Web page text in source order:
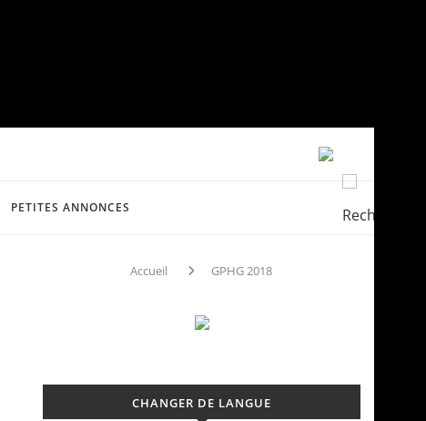
PETITES ANNONCES
Accueil GPHG 2018
CHANGER DE LANGUE